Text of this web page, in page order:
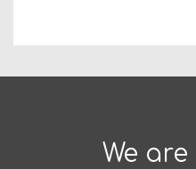
We